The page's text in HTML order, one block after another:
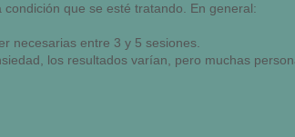
que se esté tratando. En general:
necesarias entre 3 y 5 sesiones.
los resultados varían, pero muchas